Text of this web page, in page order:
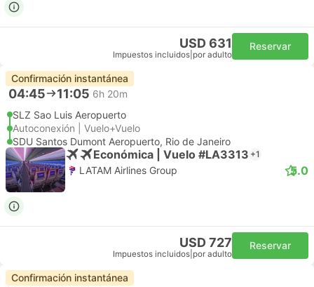
USD 631
Impuestos incluidos por adulto
Reservar
Confirmación instantánea
04:45 11:05 6h 20m
SLZ Sao Luis Aeropuerto
Autoconexión | Vuelo+Vuelo
SDU Santos Dumont Aeropuerto, Rio de Janeiro
Económica | Vuelo #LA3313 +1
LATAM Airlines Group 5.0
USD 727
Impuestos incluidos por adulto
Reservar
Confirmación instantánea